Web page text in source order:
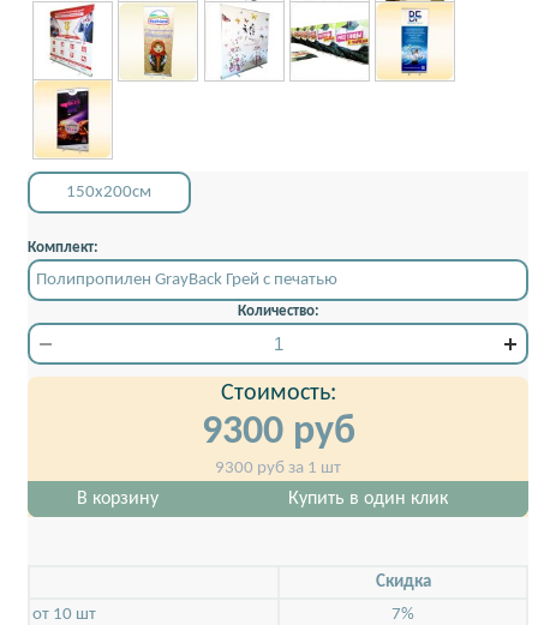
150x200см
Комплект:
Полипропилен GrayBack Грей с печатью
Количество:
Стоимость:
9300руб
9300 руб за 1 шт
В корзину Купить в один клик
Скидкa
от 10 шт
7%